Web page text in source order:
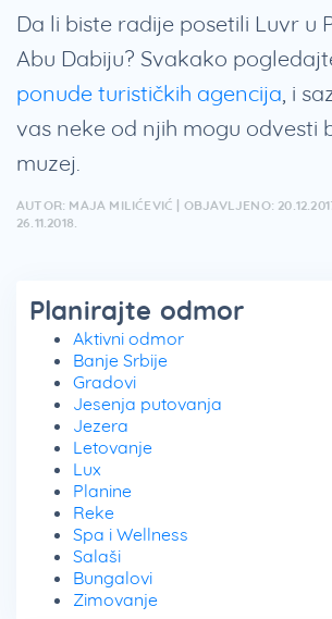
Da li biste radije posetili Luvr u
Abu Dabiju? Svakako
ponude turističkih agencija, i
vas neke od njih mogu odvesti
muzej.
AUTOR: MAJA MILIĆEVIĆ | OBJAVLJENO:
26.11.2018.
Planirajte odmor
Aktivni odmor
Banje Srbije
Gradovi
Jesenja putovanja
Jezera
Letovanje
Lux
Planine
Reke
Spa i Wellness
Salaši
Bungalovi
Zimovanje